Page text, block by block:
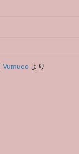
Vumuoo より